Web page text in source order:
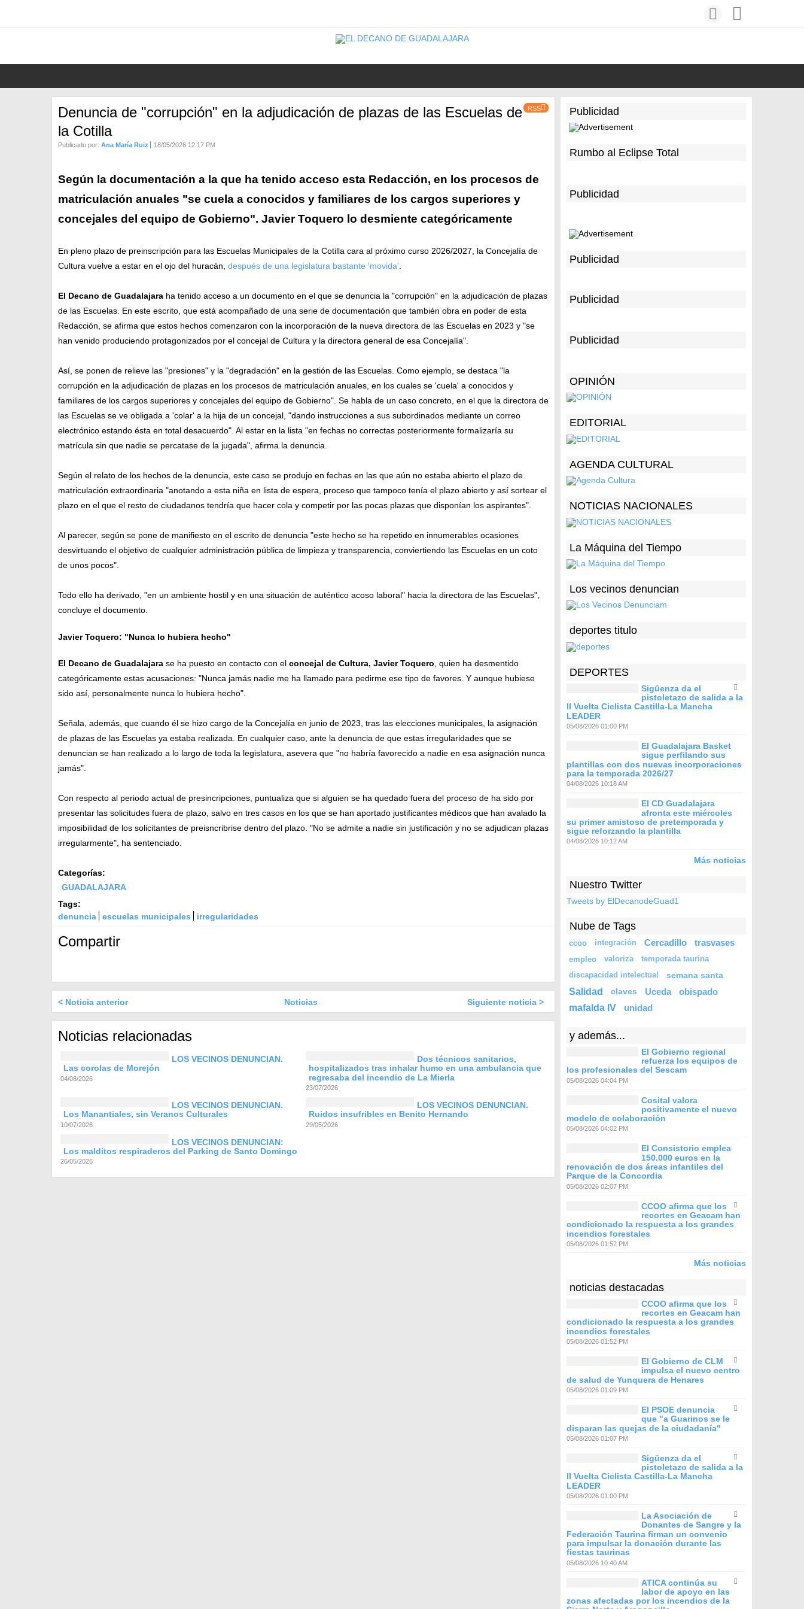
RSS
Denuncia de "corrupción" en la adjudicación de plazas de las Escuelas de
la Cotilla
Publicado por: Ana María Ruiz 18/05/2026 12:17 PM
Según la documentación a la que ha tenido acceso esta Redacción, en los procesos de
matriculación anuales "se cuela a conocidos y familiares de los cargos superiores y
concejales del equipo de Gobierno". Javier Toquero lo desmiente categóricamente
En pleno plazo de preinscripción para las Escuelas Municipales de la Cotilla cara al próximo curso 2026/2027, la Concejalía de
Cultura vuelve a estar en el ojo del huracán, después de una legislatura bastante 'movida'
El Decano de Guadalajara ha tenido acceso a un documento en el que se denuncia la "corrupción" en la adjudicación de plazas
de las Escuelas. En este escrito, que está acompañado de una serie de documentación que también obra en poder de esta
Redacción, se afirma que estos hechos comenzaron con la incorporación de la nueva directora de las Escuelas en 2023 y "se
han venido produciendo protagonizados por el concejal de Cultura y la directora general de esa Concejalía".
Así, se ponen de relieve las "presiones" y la "degradación" en la gestión de las Escuelas. Como ejemplo, se destaca "la
corrupción en la adjudicación de plazas en los procesos de matriculación anuales, en los cuales se 'cuela' a conocidos y
familiares de los cargos superiores y concejales del equipo de Gobierno". Se habla de un caso concreto, en el que la directora de
las Escuelas se ve obligada a 'colar' a la hija de un concejal, "dando instrucciones a sus subordinados mediante un correo
electrónico estando ésta en total desacuerdo". Al estar en la lista "en fechas no correctas posteriormente formalizaría su
matrícula sin que nadie se percatase de la jugada", afirma la denuncia.
Según el relato de los hechos de la denuncia, este caso se produjo en fechas en las que aún no estaba abierto el plazo de
matriculación extraordinaria "anotando a esta niña en lista de espera, proceso que tampoco tenía el plazo abierto y así sortear el
plazo en el que el resto de ciudadanos tendría que hacer cola y competir por las pocas plazas que disponían los aspirantes".
Al parecer, según se pone de manifiesto en el escrito de denuncia "este hecho se ha repetido en innumerables ocasiones
desvirtuando el objetivo de cualquier administración pública de limpieza y transparencia, conviertiendo las Escuelas en un coto
de unos pocos".
Todo ello ha derivado, "en un ambiente hostil y en una situación de auténtico acoso laboral" hacia la directora de las Escuelas",
concluye el documento.
Javier Toquero: "Nunca lo hubiera hecho"
El Decano de Guadalajara se ha puesto en contacto con el concejal de Cultura, Javier Toquero , quien ha desmentido
categóricamente estas acusaciones: "Nunca jamás nadie me ha llamado para pedirme ese tipo de favores. Y aunque hubiese
sido así, personalmente nunca lo hubiera hecho".
Señala, además, que cuando él se hizo cargo de la Concejalía en junio de 2023, tras las elecciones municipales, la asignación
de plazas de las Escuelas ya estaba realizada. En cualquier caso, ante la denuncia de que estas irregularidades que se
denuncian se han realizado a lo largo de toda la legislatura, asevera que "no habría favorecido a nadie en esa asignación nunca
jamás".
Con respecto al periodo actual de presincripciones, puntualiza que si alguien se ha quedado fuera del proceso de ha sido por
presentar las solicitudes fuera de plazo, salvo en tres casos en los que se han aportado justificantes médicos que han avalado la
imposibilidad de los solicitantes de preisncribrise dentro del plazo. "No se admite a nadie sin justificación y no se adjudican plazas
irregularmente", ha sentenciado.
Categorías:
GUADALAJARA
Tags:
denuncia
escuelas municipales irregularidades
Compartir
< Noticia anterior Noticias Siguiente noticia >
Noticias relacionadas
LOS VECINOS DENUNCIAN.
Las corolas de Morejón
04/08/2026
Dos técnicos sanitarios,
hospitalizados tras inhalar humo en una ambulancia que
regresaba del incendio de La Mierla
23/07/2026
LOS VECINOS DENUNCIAN.
Los Manantiales, sin Veranos Culturales
10/07/2026
LOS VECINOS DENUNCIAN.
Ruidos insufribles en Benito Hernando
29/05/2026
LOS VECINOS DENUNCIAN:
Los malditos respiraderos del Parking de Santo Domingo
26/05/2026
Publicidad
Rumbo al Eclipse Total
Publicidad
Publicidad
Publicidad
Publicidad
OPINIÓN
EDITORIAL
AGENDA CULTURAL
NOTICIAS NACIONALES
La Máquina del Tiempo
Los vecinos denuncian
deportes titulo
DEPORTES
Sigüenza da el
pistoletazo de salida a la
II Vuelta Ciclista Castilla-La Mancha
LEADER
05/08/2026 01:00 PM
El Guadalajara Basket
sigue perfilando sus
plantillas con dos nuevas incorporaciones
para la temporada 2026/27
04/08/2026 10:18 AM
El CD Guadalajara
afronta este miércoles
su primer amistoso de pretemporada y
sigue reforzando la plantilla
04/08/2026 10:12 AM
Más noticias
Nuestro Twitter
Tweets by ElDecanodeGuad1
Nube de Tags
ccoo integración Cercadillo trasvases
empleo valoriza
temporada taurina
discapacidad intelectual
semana santa
Salidad claves Uceda obispado
mafalda IV unidad
y además...
El Gobierno regional
refuerza los equipos de
los profesionales del Sescam
05/08/2026 04:04 PM
Cosital valora
positivamente el nuevo
modelo de colaboración
05/08/2026 04:02 PM
El Consistorio emplea
150.000 euros en la
renovación de dos áreas infantiles del
Parque de la Concordia
05/08/2026 02:07 PM
CCOO afirma que los
recortes en Geacam han
condicionado la respuesta a los grandes
incendios forestales
05/08/2026 01:52 PM
Más noticias
noticias destacadas
CCOO afirma que los
recortes en Geacam han
condicionado la respuesta a los grandes
incendios forestales
05/08/2026 01:52 PM
El Gobierno de CLM
impulsa el nuevo centro
de salud de Yunquera de Henares
05/08/2026 01:09 PM
El PSOE denuncia
que "a Guarinos se le
disparan las quejas de la ciudadanía"
05/08/2026 01:07 PM
Sigüenza da el
pistoletazo de salida a la
II Vuelta Ciclista Castilla-La Mancha
LEADER
05/08/2026 01:00 PM
La Asociación de
Donantes de Sangre y la
Federación Taurina firman un convenio
para impulsar la donación durante las
fiestas taurinas
05/08/2026 10:40 AM
ATICA continúa su
labor de apoyo en las
zonas afectadas por los incendios de la